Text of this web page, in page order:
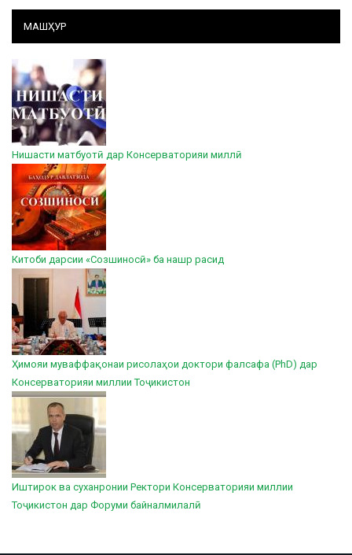
МАШҲУР
Нишасти матбуотӣ дар Консерваторияи миллӣ
Китоби дарсии «Созшиносӣ» ба нашр расид
Ҳимояи муваффақонаи рисолаҳои доктори фалсафа (PhD) дар
Консерваторияи миллии Тоҷикистон
Иштирок ва суханронии Ректори Консерваторияи миллии
Тоҷикистон дар Форуми байналмилалӣ